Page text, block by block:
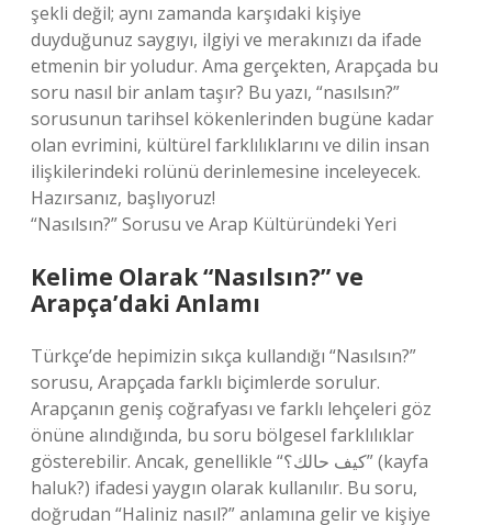
şekli değil; aynı zamanda karşıdaki kişiye
duyduğunuz saygıyı, ilgiyi ve merakınızı da ifade
etmenin bir yoludur. Ama gerçekten, Arapçada bu
soru nasıl bir anlam taşır? Bu yazı, “nasılsın?”
sorusunun tarihsel kökenlerinden bugüne kadar
olan evrimini, kültürel farklılıklarını ve dilin insan
ilişkilerindeki rolünü derinlemesine inceleyecek.
Hazırsanız, başlıyoruz!
“Nasılsın?” Sorusu ve Arap Kültüründeki Yeri
Kelime Olarak “Nasılsın?” ve
Arapça’daki Anlamı
Türkçe’de hepimizin sıkça kullandığı “Nasılsın?”
sorusu, Arapçada farklı biçimlerde sorulur.
Arapçanın geniş coğrafyası ve farklı lehçeleri göz
önüne alındığında, bu soru bölgesel farklılıklar
gösterebilir. Ancak, genellikle “كيف حالك؟” (kayfa
haluk?) ifadesi yaygın olarak kullanılır. Bu soru,
doğrudan “Haliniz nasıl?” anlamına gelir ve kişiye